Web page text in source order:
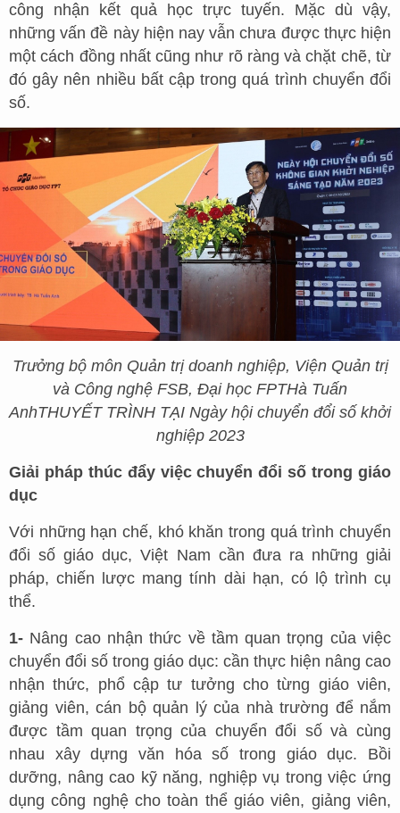
công nhận kết quả học trực tuyến. Mặc dù vậy,
những vấn đề này hiện nay vẫn chưa được thực hiện
một cách đồng nhất cũng như rõ ràng và chặt chẽ, từ
đó gây nên nhiều bất cập trong quá trình chuyển đổi
số.
Trưởng bộ môn Quản trị doanh nghiệp, Viện Quản trị
và Công nghệ FSB, Đại học FPTHà Tuấn
AnhTHUYẾT TRÌNH TẠI Ngày hội chuyển đổi số khởi
nghiệp 2023
Giải pháp thúc đẩy việc chuyển đổi số trong giáo
dục
Với những hạn chế, khó khăn trong quá trình chuyển
đổi số giáo dục, Việt Nam cần đưa ra những giải
pháp, chiến lược mang tính dài hạn, có lộ trình cụ
thể.
1- Nâng cao nhận thức về tầm quan trọng của việc
chuyển đổi số trong giáo dục: cần thực hiện nâng cao
nhận thức, phổ cập tư tưởng cho từng giáo viên,
giảng viên, cán bộ quản lý của nhà trường để nắm
được tầm quan trọng của chuyển đổi số và cùng
nhau xây dựng văn hóa số trong giáo dục. Bồi
dưỡng, nâng cao kỹ năng, nghiệp vụ trong việc ứng
dụng công nghệ cho toàn thể giáo viên, giảng viên,